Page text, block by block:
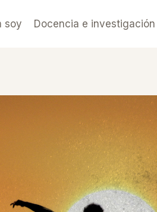
soy Docencia e investigación